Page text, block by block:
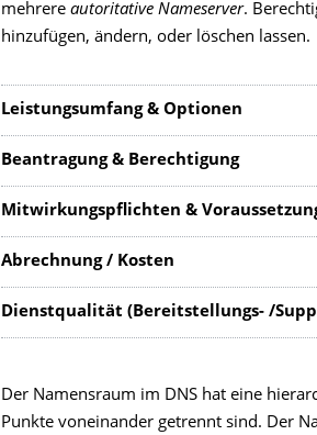
mehrere autoritative Nameserver.
hinzufügen, ändern, oder löschen lassen.
Leistungsumfang & Optionen
Beantragung & Berechtigung
Mitwirkungspflichten &
Abrechnung / Kosten
Dienstqualität (Bereitstellungs- /
Der Namensraum im DNS hat eine
Punkte voneinander getrennt sind. Der